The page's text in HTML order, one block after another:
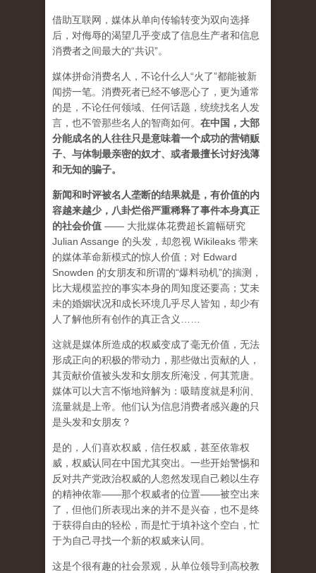
借助互联网，媒体从单向传输转变为双向选择
后，对侮辱的渴望几乎变成了信息生产者和信息
消费者之间最大的“共识”。
媒体拼命消费名人，不论什么人“火了”都能被新
闻捞一笔。消费死者已经不够恶心了，更为通常
的是，不论任何领域、任何话题，统统找名人发
言，也不管那些名人的智商如何。 在中国，大部
分能成名的人往往只是意味着一个成功的营销贩
子、与体制最亲密的奴才、或者最擅长讨好浅薄
和无知的骗子。
新闻和时评被名人垄断的结果就是，有价值的内
容越来越少，八卦烂俗严重稀释了事件本身真正
的社会价值 —— 大批媒体花费超长篇幅研究
Julian Assange 的头发，却忽视 Wikileaks 带来
的媒体革命新模式的惊人价值；对 Edward
Snowden 的女朋友和所谓的“爆料动机”的揣测，
比大规模监控的事实本身的周知度还要高；艾未
未的婚姻状况和成长环境几乎尽人皆知，却少有
人了解他所有创作的真正含义……
这就是媒体所造成的权威变成了毫无价值，无法
形成正向的积极的带动力，那些做出贡献的人，
其贡献价值被头发和女朋友所淹没，何其荒唐。
媒体可以大言不惭地辩解为：吸睛度就是利润、
流量就是上帝。他们认为信息消费者感兴趣的只
是头发和女朋友？
是的，人们喜欢权威，信任权威，甚至依靠权
威，权威认同在中国尤其突出。一些开始警惕和
反对共产党政治权威的人忽然发现自己赖以生存
的精神依靠——那个权威者的位置——被空出来
了，但他们所表现出来的并不是兴奋，也不是终
于获得自由的轻松，而是忙于填补这个空白，忙
于为自己寻找一个新的权威来认同。
这是个很有趣的社会景观，从单位领导到高校教